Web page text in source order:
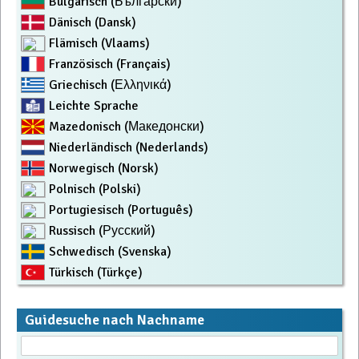
Dänisch (Dansk)
Flämisch (Vlaams)
Französisch (Français)
Griechisch (Ελληνικά)
Leichte Sprache
Mazedonisch (Македонски)
Niederländisch (Nederlands)
Norwegisch (Norsk)
Polnisch (Polski)
Portugiesisch (Português)
Russisch (Русский)
Schwedisch (Svenska)
Türkisch (Türkçe)
Guidesuche nach Nachname